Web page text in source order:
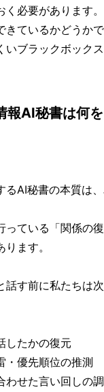
必要があります。
きているかどうか
ブラックボックス
AI秘書は何を
るAI秘書の本質は
っている「関係の
ます。
話す前に私たちは
したかの復元
・優先順位の推測
わせた言い回しの